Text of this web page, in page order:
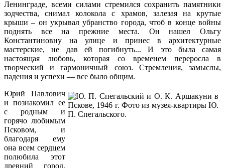
Ленинграде, всеми силами стремился сохранить памятники
зодчества, снимал колокола с храмов, залезая на крутые
крыши – он укрывал убранство города, чтоб в конце войны
поднять все на прежние места. Он нашел Ольгу
Константиновну на улице и принес в архитектурные
мастерские, не дав ей погибнуть... И это была самая
настоящая любовь, которая со временем переросла в
творческий и гармоничный союз. Стремления, замыслы,
падения и успехи — все было общим.
Юрий Павлович
и познакомил ее
с родным и
горячо любимым
Псковом, и
благодаря ему
она всем сердцем
полюбила этот
древний город.